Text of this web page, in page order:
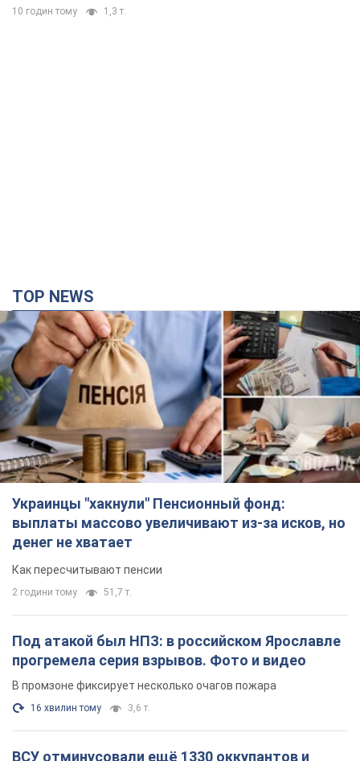
10 годин тому 1,3 т.
TOP NEWS
Украинцы "хакнули" Пенсионный фонд:
выплаты массово увеличивают из-за исков, но
денег не хватает
Как пересчитывают пенсии
2 години тому 51,7 т.
Под атакой был НПЗ: в российском Ярославле
прогремела серия взрывов. Фото и видео
В промзоне фиксирует несколько очагов пожара
16 хвилин тому 3,6 т.
ВСУ отминусовали ещё 1330 оккупантов и